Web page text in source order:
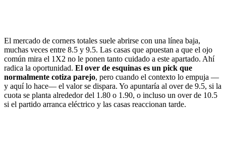
El mercado de corners totales suele abrirse con una línea baja,
muchas veces entre 8.5 y 9.5. Las casas que apuestan a que el ojo
común mira el 1X2 no le ponen tanto cuidado a este apartado. Ahí
radica la oportunidad. El over de esquinas es un pick que
normalmente cotiza parejo, pero cuando el contexto lo empuja —
y aquí lo hace— el valor se dispara. Yo apuntaría al over de 9.5, si la
cuota se planta alrededor del 1.80 o 1.90, o incluso un over de 10.5
si el partido arranca eléctrico y las casas reaccionan tarde.